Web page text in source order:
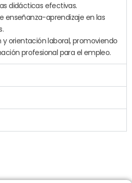
didácticas efectivas.
enseñanza-aprendizaje en las
orientación laboral, promoviendo
profesional para el empleo.